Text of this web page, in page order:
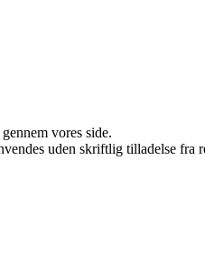
vores side.
uden skriftlig tilladelse fra